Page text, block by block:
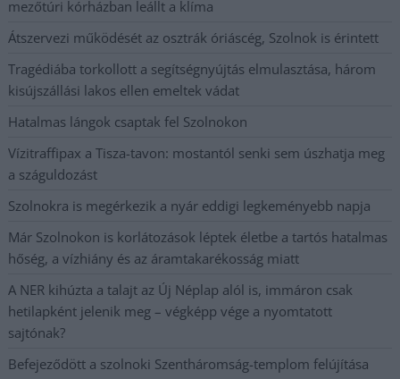
mezőtúri kórházban leállt a klíma
Átszervezi működését az osztrák óriáscég, Szolnok is érintett
Tragédiába torkollott a segítségnyújtás elmulasztása, három
kisújszállási lakos ellen emeltek vádat
Hatalmas lángok csaptak fel Szolnokon
Vízitraffipax a Tisza-tavon: mostantól senki sem úszhatja meg
a száguldozást
Szolnokra is megérkezik a nyár eddigi legkeményebb napja
Már Szolnokon is korlátozások léptek életbe a tartós hatalmas
hőség, a vízhiány és az áramtakarékosság miatt
A NER kihúzta a talajt az Új Néplap alól is, immáron csak
hetilapként jelenik meg – végképp vége a nyomtatott
sajtónak?
Befejeződött a szolnoki Szentháromság-templom felújítása